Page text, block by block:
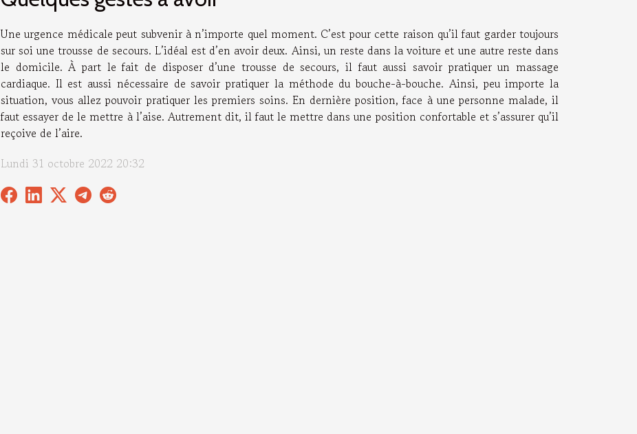
Une urgence médicale peut subvenir à n’importe quel moment. C’est pour cette raison qu’il faut garder toujours
sur soi une trousse de secours. L’idéal est d’en avoir deux. Ainsi, un reste dans la voiture et une autre reste dans
le domicile. À part le fait de disposer d’une trousse de secours, il faut aussi savoir pratiquer un massage
cardiaque. Il est aussi nécessaire de savoir pratiquer la méthode du bouche-à-bouche. Ainsi, peu importe la
situation, vous allez pouvoir pratiquer les premiers soins. En dernière position, face à une personne malade, il
faut essayer de le mettre à l’aise. Autrement dit, il faut le mettre dans une position confortable et s’assurer qu’il
reçoive de l’aire.
Lundi 31 octobre 2022 20:32